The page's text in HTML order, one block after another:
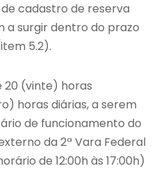
cadastro de reserva
a surgir dentro do prazo
5.2).
20 (vinte) horas
horas diárias, a serem
de funcionamento do
da 2ª Vara Federal
de 12:00h às 17:00h)